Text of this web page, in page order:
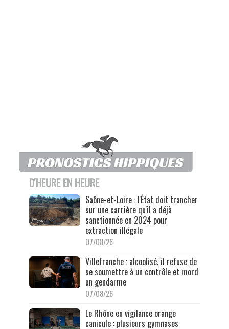
D'HEURE EN HEURE
Saône-et-Loire : l'État doit trancher
sur une carrière qu'il a déjà
sanctionnée en 2024 pour
extraction illégale
07/08/26
Villefranche : alcoolisé, il refuse de
se soumettre à un contrôle et mord
un gendarme
07/08/26
Le Rhône en vigilance orange
canicule : plusieurs gymnases